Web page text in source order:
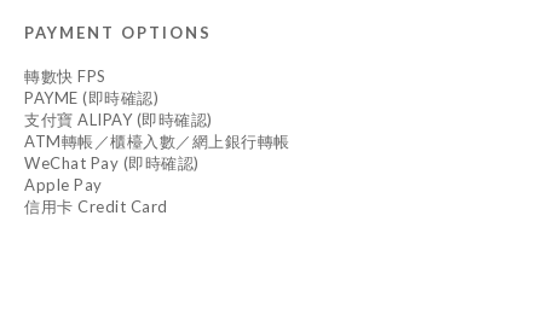
PAYMENT OPTIONS
轉數快 FPS
PAYME (即時確認)
支付寶 ALIPAY (即時確認)
ATM轉帳／櫃檯入數／網上銀行轉帳
WeChat Pay (即時確認)
Apple Pay
信用卡 Credit Card